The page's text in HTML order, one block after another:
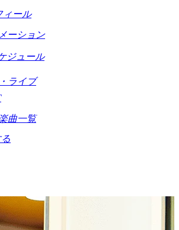
ィール
ーション
ジュール
ライブ
曲一覧